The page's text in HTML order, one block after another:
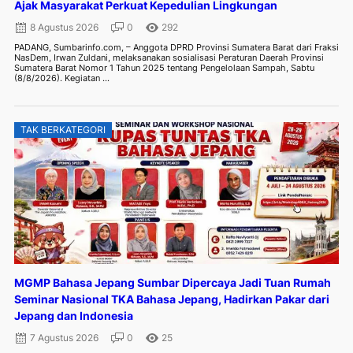
Ajak Masyarakat Perkuat Kepedulian Lingkungan
8 Agustus 2026 0 292
PADANG, Sumbarinfo.com, – Anggota DPRD Provinsi Sumatera Barat dari Fraksi
NasDem, Irwan Zuldani, melaksanakan sosialisasi Peraturan Daerah Provinsi
Sumatera Barat Nomor 1 Tahun 2025 tentang Pengelolaan Sampah, Sabtu
(8/8/2026). Kegiatan ...
TAK BERKATEGORI
MGMP Bahasa Jepang Sumbar Dipercaya Jadi Tuan Rumah
Seminar Nasional TKA Bahasa Jepang, Hadirkan Pakar dari
Jepang dan Indonesia
7 Agustus 2026 0 25